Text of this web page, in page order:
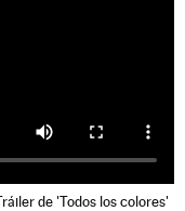
de 'Todos los colores'